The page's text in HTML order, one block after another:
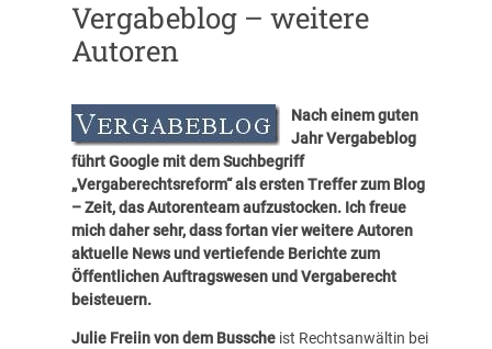
Vergabeblog – weitere
Autoren
Nach einem guten
Jahr Vergabeblog
führt Google mit dem Suchbegriff
„Vergaberechtsreform“ als ersten Treffer zum Blog
– Zeit, das Autorenteam aufzustocken. Ich freue
mich daher sehr, dass fortan vier weitere Autoren
aktuelle News und vertiefende Berichte zum
Öffentlichen Auftragswesen und Vergaberecht
beisteuern.
Julie Freiin von dem Busscheist Rechtsanwältin bei